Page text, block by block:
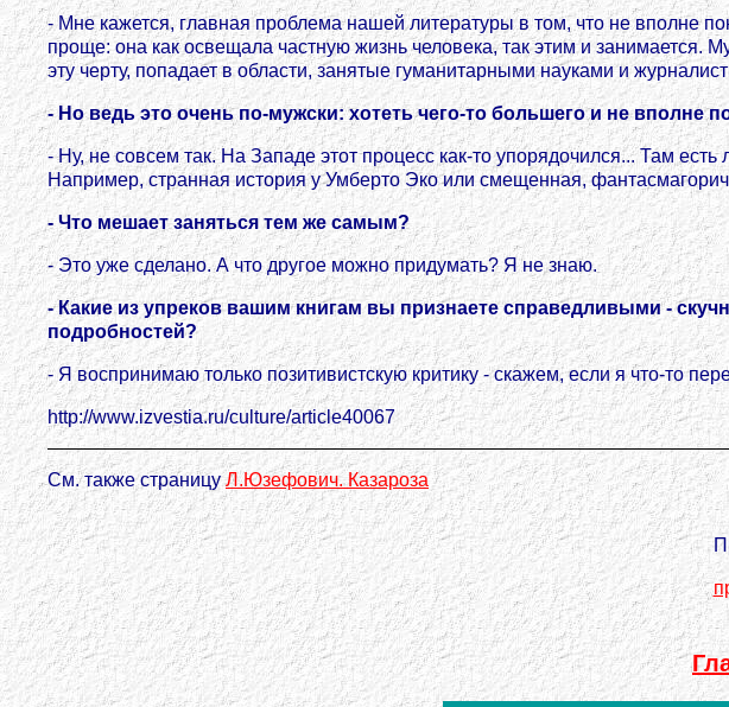
- Мне кажется, главная проблема нашей литературы в том, что не вполне
проще: она как освещала частную жизнь человека, так этим и занимается.
эту черту, попадает в области, занятые гуманитарными науками и
- Но ведь это очень по-мужски: хотеть чего-то большего и не вполне
- Ну, не совсем так. На Западе этот процесс как-то упорядочился... Там
Например, странная история у Умберто Эко или смещенная,
- Что мешает заняться тем же самым?
- Это уже сделано. А что другое можно придумать? Я не знаю.
- Какие из упреков вашим книгам вы признаете справедливыми -
подробностей?
- Я воспринимаю только позитивистскую критику - скажем, если я что-то
http://www.izvestia.ru/culture/article40067
См. также страницуЛ.Юзефович. Казароза